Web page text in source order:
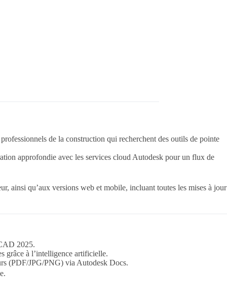
de la construction qui recherchent des outils de pointe
approfondie avec les services cloud Autodesk pour un flux de
ainsi qu’aux versions web et mobile, incluant toutes les mises à jour
2025.
grâce à l’intelligence artificielle.
(PDF/JPG/PNG) via Autodesk Docs.